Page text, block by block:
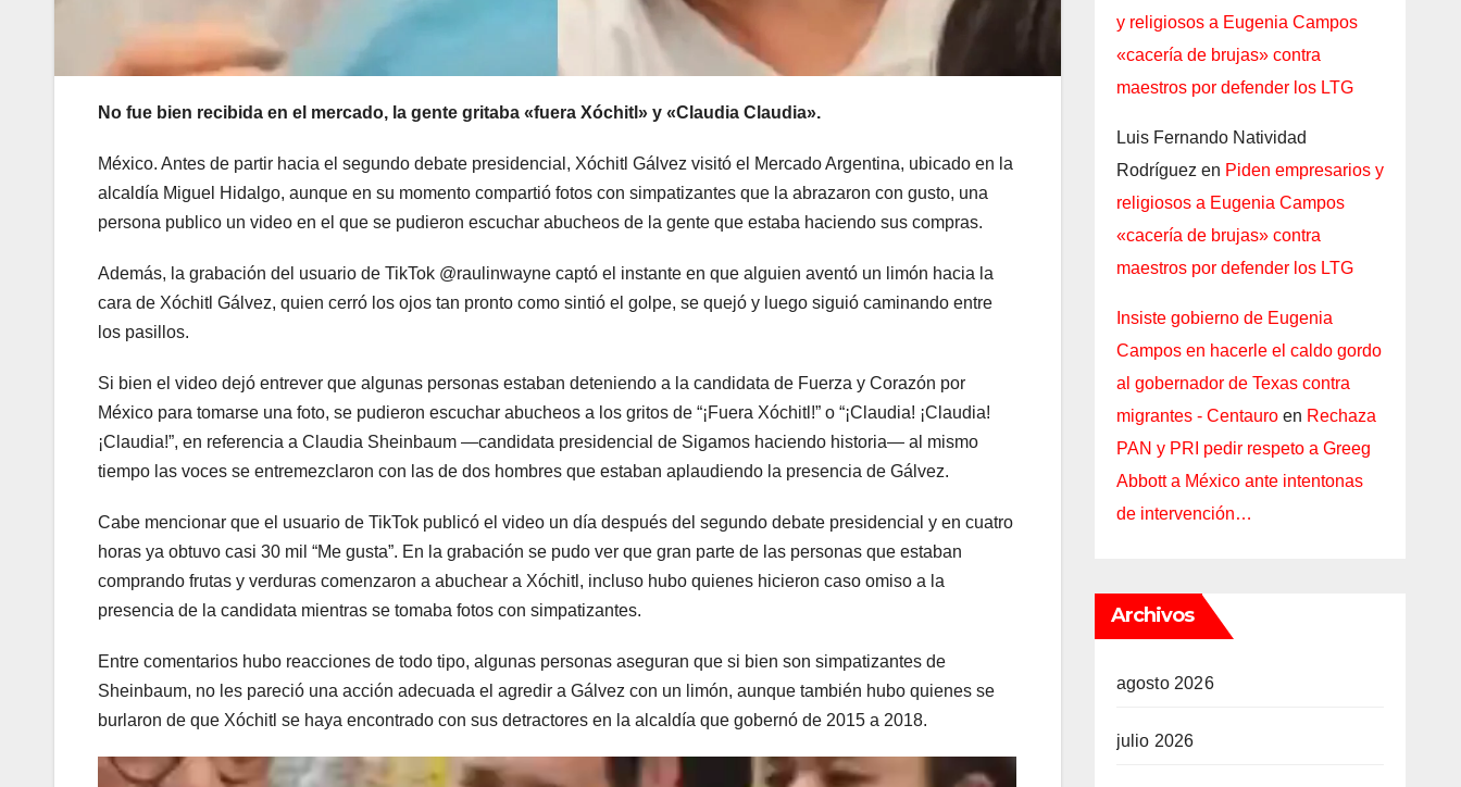
No fue bien recibida en el mercado, la gente gritaba «fuera Xóchitl» y «Claudia Claudia».
México. Antes de partir hacia el segundo debate presidencial, Xóchitl Gálvez visitó el Mercado Argentina, ubicado en la
alcaldía Miguel Hidalgo, aunque en su momento compartió fotos con simpatizantes que la abrazaron con gusto, una
persona publico un video en el que se pudieron escuchar abucheos de la gente que estaba haciendo sus compras.
Además, la grabación del usuario de TikTok @raulinwayne captó el instante en que alguien aventó un limón hacia la
cara de Xóchitl Gálvez, quien cerró los ojos tan pronto como sintió el golpe, se quejó y luego siguió caminando entre
los pasillos.
Si bien el video dejó entrever que algunas personas estaban deteniendo a la candidata de Fuerza y Corazón por
México para tomarse una foto, se pudieron escuchar abucheos a los gritos de “¡Fuera Xóchitl!” o “¡Claudia! ¡Claudia!
¡Claudia!”, en referencia a Claudia Sheinbaum —candidata presidencial de Sigamos haciendo historia— al mismo
tiempo las voces se entremezclaron con las de dos hombres que estaban aplaudiendo la presencia de Gálvez.
Cabe mencionar que el usuario de TikTok publicó el video un día después del segundo debate presidencial y en cuatro
horas ya obtuvo casi 30 mil “Me gusta”. En la grabación se pudo ver que gran parte de las personas que estaban
comprando frutas y verduras comenzaron a abuchear a Xóchitl, incluso hubo quienes hicieron caso omiso a la
presencia de la candidata mientras se tomaba fotos con simpatizantes.
Entre comentarios hubo reacciones de todo tipo, algunas personas aseguran que si bien son simpatizantes de
Sheinbaum, no les pareció una acción adecuada el agredir a Gálvez con un limón, aunque también hubo quienes se
burlaron de que Xóchitl se haya encontrado con sus detractores en la alcaldía que gobernó de 2015 a 2018.
y religiosos a Eugenia Campos
«cacería de brujas» contra
maestros por defender los LTG
Luis Fernando Natividad
Rodríguez en Piden empresarios y
religiosos a Eugenia Campos
«cacería de brujas» contra
maestros por defender los LTG
Insiste gobierno de Eugenia
Campos en hacerle el caldo gordo
al gobernador de Texas contra
migrantes - Centauroen Rechaza
PAN y PRI pedir respeto a Greeg
Abbott a México ante intentonas
de intervención…
Archivos
agosto 2026
julio 2026